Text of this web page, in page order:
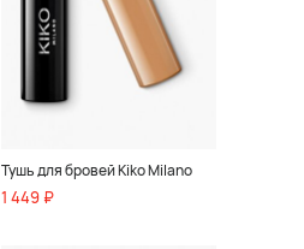
Тушь для бровей Kiko Milano
1 449 ₽